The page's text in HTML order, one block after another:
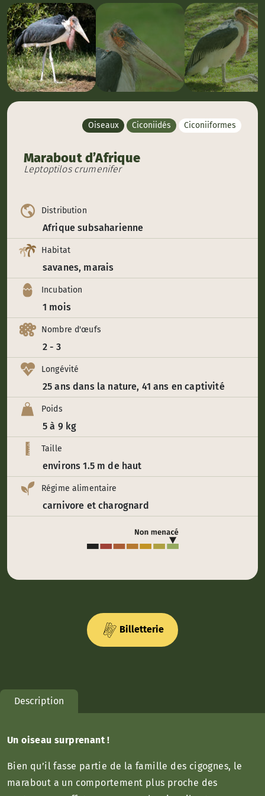
Oiseaux Ciconiidés Ciconiiformes
Marabout d’Afrique
Leptoptilos crumenifer
Distribution
Afrique subsaharienne
Habitat
savanes, marais
Incubation
1 mois
Nombre d'œufs
2 - 3
Longévité
25 ans dans la nature, 41 ans en captivité
Poids
5 à 9 kg
Taille
environs 1.5 m de haut
Régime alimentaire
carnivore et charognard
Billetterie
Description
Un oiseau surprenant !
Bien qu’il fasse partie de la famille des cigognes, le
marabout a un comportement plus proche des